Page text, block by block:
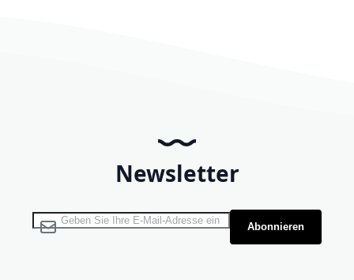
Newsletter
Melden Sie sich für unseren Newsletter an:
Abonnieren